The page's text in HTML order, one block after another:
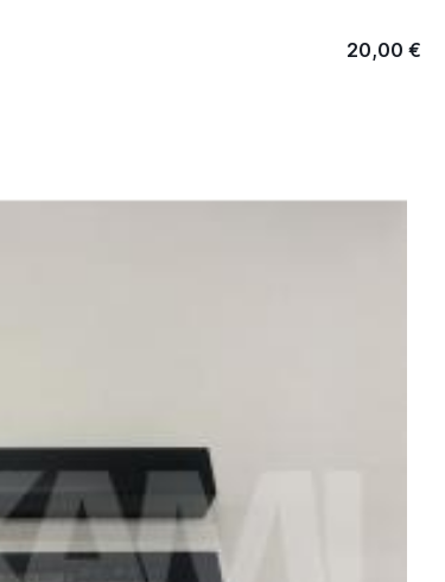
20,00 €